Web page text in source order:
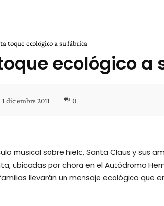
toque ecológico a su fábrica
ecológico a
1 diciembre 2011 0
musical sobre hielo, Santa Claus y sus
ubicadas por ahora en el Autódromo
llevarán un mensaje ecológico que